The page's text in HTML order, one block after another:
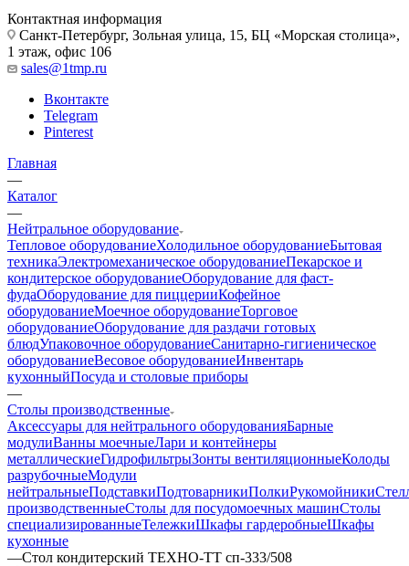
Контактная информация
Санкт-Петербург, Зольная улица, 15, БЦ «Морская столица»,
1 этаж, офис 106
sales@1tmp.ru
Вконтакте
Telegram
Pinterest
Главная
—
Каталог
—
Нейтральное оборудование
Тепловое оборудованиеХолодильное оборудованиеБытовая
техникаЭлектромеханическое оборудованиеПекарское и
кондитерское оборудованиеОборудование для фаст-
фудаОборудование для пиццерииКофейное
оборудованиеМоечное оборудованиеТорговое
оборудованиеОборудование для раздачи готовых
блюдУпаковочное оборудованиеСанитарно-гигиеническое
оборудованиеВесовое оборудованиеИнвентарь
кухонныйПосуда и столовые приборы
—
Столы производственные
Аксессуары для нейтрального оборудованияБарные
модулиВанны моечныеЛари и контейнеры
металлическиеГидрофильтрыЗонты вентиляционныеКолоды
разрубочныеМодули
нейтральныеПодставкиПодтоварникиПолкиРукомойники
производственныеСтолы для посудомоечных машинСтолы
специализированныеТележкиШкафы гардеробныеШкафы
кухонные
—Стол кондитерский ТЕХНО-ТТ сп-333/508